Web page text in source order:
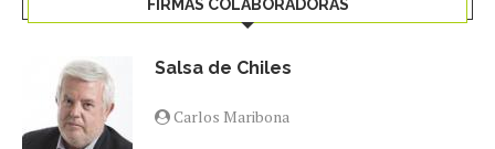
FIRMAS COLABORADORAS
Salsa de Chiles
Carlos Maribona